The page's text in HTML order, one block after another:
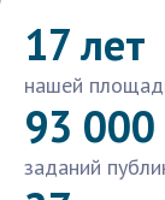
17 лет
нашей
93 000
заданий